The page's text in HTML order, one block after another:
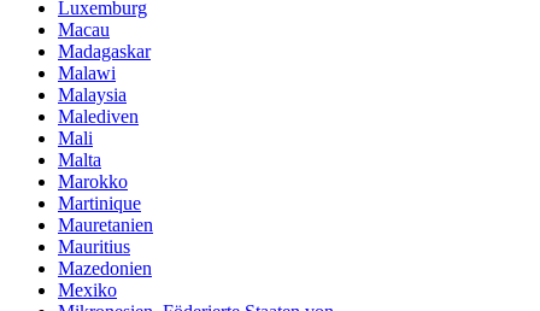
Luxemburg
Macau
Madagaskar
Malawi
Malaysia
Malediven
Mali
Malta
Marokko
Martinique
Mauretanien
Mauritius
Mazedonien
Mexiko